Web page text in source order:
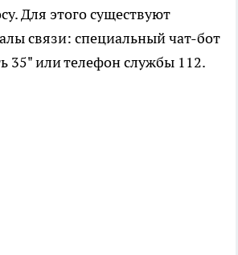
Для этого существуют
связи: специальный чат-бот
35" или телефон службы 112.